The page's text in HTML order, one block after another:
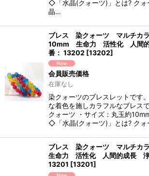
◇「水晶(クォーツ)」とは? クォ
晶…
ブレス 染クォーツ マルチ
10mm 生命力 活性化 人間
番： 13202 [13202]
会員販売価格
在庫なし
染クォーツのブレスレットです
な着色を施しカラフルなブレス
クォーツ ・サイズ：丸玉約
◇「水晶(クォーツ)」とは? ク
ブレス 染クォーツ マルチ
生命力 活性化 人間的成長
13201 [13201]